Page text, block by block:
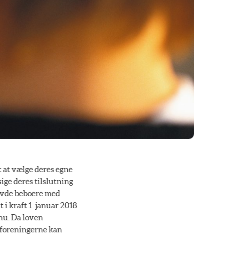
vælge deres egne
deres tilslutning
beboere med
i kraft 1. januar 2018
Da loven
kan